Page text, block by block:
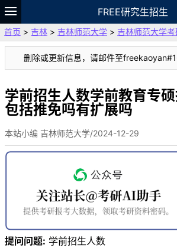
FREE研究生招生
题库
故事 专题 APP 笔
VIP
资料
首页 > 吉林 > 吉林师范大学 > 吉林师范大学
删除或更新信息，请邮件至
学前招生人数学前教育专
包括推免吗有扩展吗
本站小编 吉林师范大学/2024-12-29
提问问题: 学前招生人数